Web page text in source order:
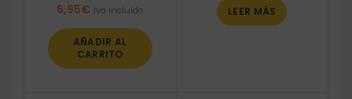
6,95€ Iva incluido
AÑADIR AL
CARRITO
LEER MÁS